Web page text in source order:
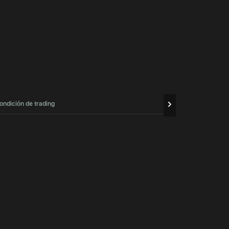
de trading